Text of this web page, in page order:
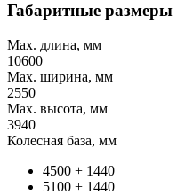
Габаритные размеры
Max. длина, мм
10600
Max. ширина, мм
2550
Max. высота, мм
3940
Колесная база, мм
4500 + 1440
5100 + 1440